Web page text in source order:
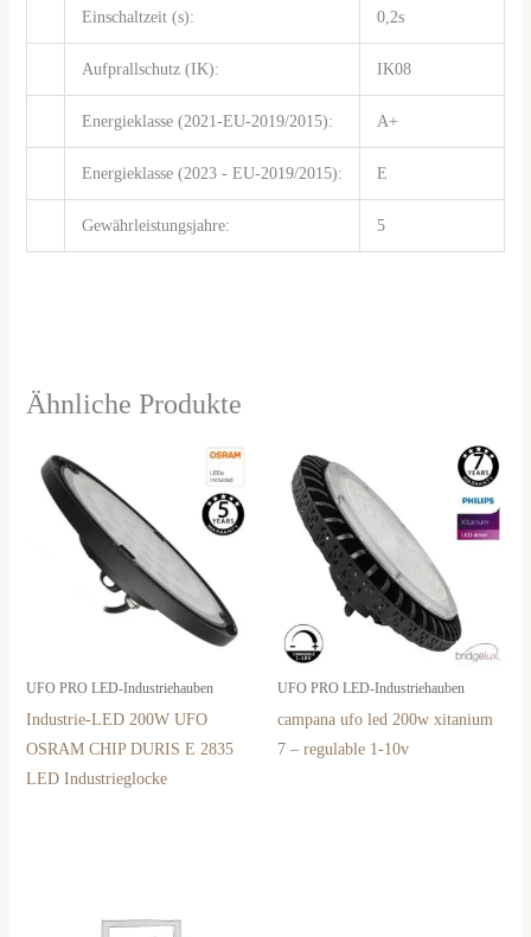
Einschaltzeit (s): 0,2s
Aufprallschutz (IK): IK08
Energieklasse (2021-EU-2019/2015): A+
Energieklasse (2023 - EU-2019/2015): E
Gewährleistungsjahre: 5
Ähnliche Produkte
UFO PRO LED-Industriehauben
Industrie-LED 200W UFO
OSRAM CHIP DURIS E 2835
LED Industrieglocke
UFO PRO LED-Industriehauben
campana ufo led 200w xitanium
7 – regulable 1-10v